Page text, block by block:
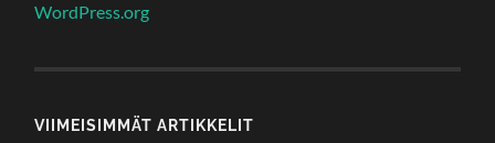
WordPress.org
VIIMEISIMMÄT ARTIKKELIT